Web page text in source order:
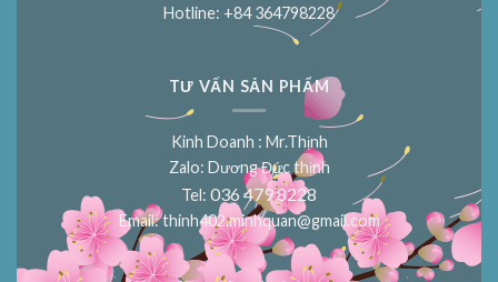
Hotline: +84 364798228
TƯ VẤN SẢN PHẨM
Kinh Doanh : Mr.Thịnh
Zalo: Dương Đức thịnh
Tel: 036 479 8228
Email:thinh402.minhquan@gmail.com